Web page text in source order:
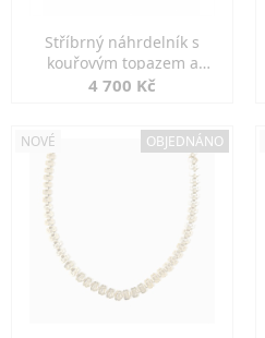
Stříbrný náhrdelník s
kouřovým topazem a
markazity
4 700 Kč
NOVÉ OBJEDNÁNO